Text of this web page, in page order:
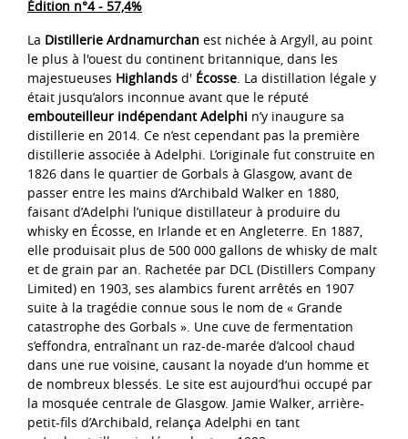
Édition n°4 - 57,4%
La Distillerie Ardnamurchan est nichée à Argyll, au point
le plus à l'ouest du continent britannique, dans les
majestueuses Highlands d' Écosse. La distillation légale y
était jusqu’alors inconnue avant que le réputé
embouteilleur indépendant Adelphi n’y inaugure sa
distillerie en 2014. Ce n’est cependant pas la première
distillerie associée à Adelphi. L’originale fut construite en
1826 dans le quartier de Gorbals à Glasgow, avant de
passer entre les mains d’Archibald Walker en 1880,
faisant d’Adelphi l’unique distillateur à produire du
whisky en Écosse, en Irlande et en Angleterre. En 1887,
elle produisait plus de 500 000 gallons de whisky de malt
et de grain par an. Rachetée par DCL (Distillers Company
Limited) en 1903, ses alambics furent arrêtés en 1907
suite à la tragédie connue sous le nom de « Grande
catastrophe des Gorbals ». Une cuve de fermentation
s’effondra, entraînant un raz-de-marée d’alcool chaud
dans une rue voisine, causant la noyade d’un homme et
de nombreux blessés. Le site est aujourd’hui occupé par
la mosquée centrale de Glasgow. Jamie Walker, arrière-
petit-fils d’Archibald, relança Adelphi en tant